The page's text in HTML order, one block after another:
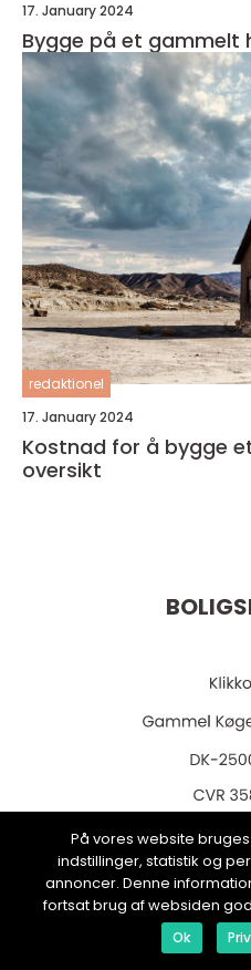
17. January 2024
Bygge på et gammelt
redaktionel
17. January 2024
Kostnad for å bygge
oversikt
web:
På vores website
indstillinger, statistik og
annoncer. Denne
fortsat brug af websiden
Ok